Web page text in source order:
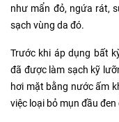
như mẩn đỏ, ngứa rát,
sạch vùng da đó.
Trước khi áp dụng bất
đã được làm sạch kỹ
hơi mặt bằng nước ấm
việc loại bỏ mụn đầu đen